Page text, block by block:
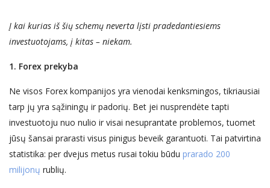
Į kai kurias iš šių schemų neverta lįsti pradedantiesiems
investuotojams, į kitas – niekam.
1. Forex prekyba
Ne visos Forex kompanijos yra vienodai kenksmingos, tikriausiai
tarp jų yra sąžiningų ir padorių. Bet jei nusprendėte tapti
investuotoju nuo nulio ir visai nesuprantate problemos, tuomet
jūsų šansai prarasti visus pinigus beveik garantuoti. Tai patvirtina
statistika: per dvejus metus rusai tokiu būdu prarado 200
milijonų rublių.